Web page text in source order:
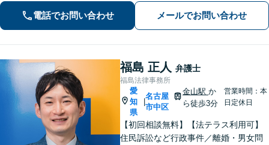
業展開できるよう、法律家の視点でサ
ポートします！【御器所駅／桜山駅徒
電話でお問い合わせ メールでお問い合わせ
福島 正人 弁護士
福島法律事務所
愛
知
県
名古屋
市中区
金山駅 か
ら徒歩3分
営業時間：本
日定休日
【初回相談無料】【法テラス利用可】
住民訴訟など行政事件／離婚・男女問